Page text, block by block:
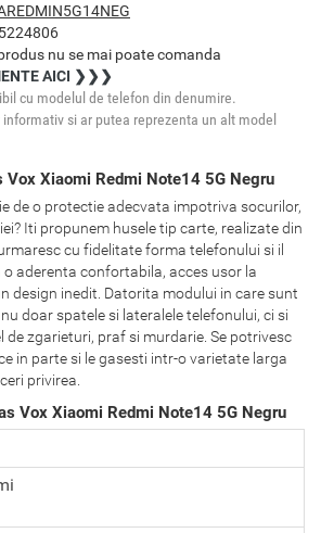
nu se mai poate comanda
AICI ❯❯❯
cu modelul de telefon din denumire.
si ar putea reprezenta un alt model
Vox Xiaomi Redmi Note14 5G Negru
de o protectie adecvata impotriva socurilor,
Iti propunem husele tip carte, realizate din
cu fidelitate forma telefonului si il
o aderenta confortabila, acces usor la
design inedit. Datorita modului in care sunt
doar spatele si lateralele telefonului, ci si
de zgarieturi, praf si murdarie. Se potrivesc
in parte si le gasesti intr-o varietate larga
privirea.
Vox Xiaomi Redmi Note14 5G Negru